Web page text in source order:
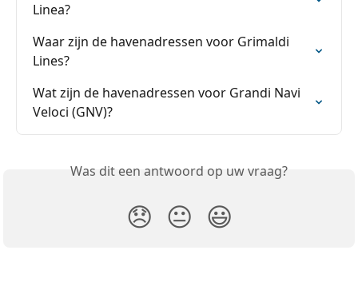
Linea?
Waar zijn de havenadressen voor Grimaldi
Lines?
Wat zijn de havenadressen voor Grandi Navi
Veloci (GNV)?
Was dit een antwoord op uw vraag?
😞 😐 😃